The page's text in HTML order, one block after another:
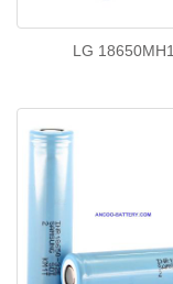
LG 18650MH1